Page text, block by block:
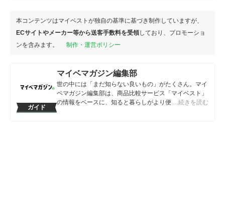
本コンテンツはマイベストが独自の基準に基づき制作していますが、
ECサイトやメーカー等から送客手数料を受領しており、プロモーショ
ンを含みます。
制作・運営ポリシー
ガイド
マイベマガジン編集部
世の中には「まだ知らない良いもの」がたくさん。マイ
ベマガジン編集部は、商品比較サービス「マイベスト」
の情報をベースに、知ると暮らしがより便利になるアイ
…続きを読む